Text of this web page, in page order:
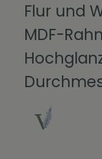
Flur und
MDF-